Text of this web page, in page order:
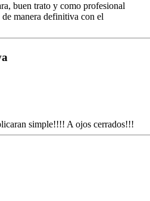
buen trato y como profesional
manera definitiva con el
simple!!!! A ojos cerrados!!!